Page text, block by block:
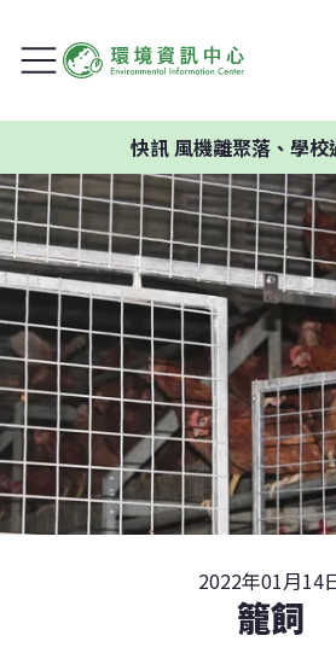
快訊風機離聚落、學校過
2022年01月14
籠飼